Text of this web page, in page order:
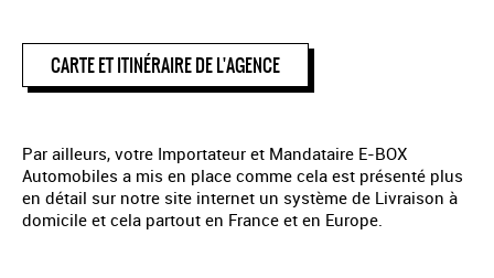
CARTE ET ITINÉRAIRE DE L'AGENCE
Par ailleurs, votre Importateur et Mandataire E-BOX
Automobiles a mis en place comme cela est présenté plus
en détail sur notre site internet un système de Livraison à
domicile et cela partout en France et en Europe.